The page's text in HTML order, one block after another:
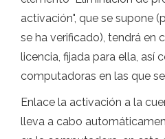
activación", que se supone
se ha verificado), tendrá en
licencia, fijada para ella, así
computadoras en las que
Enlace la activación a la
lleva a cabo